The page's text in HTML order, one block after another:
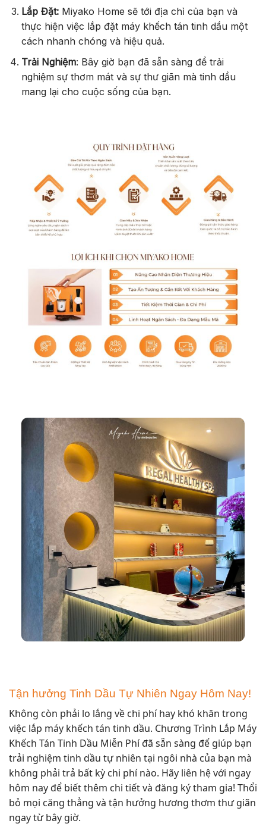
Lắp Đặt:Miyako Home sẽ tới địa chỉ của bạn và
thực hiện việc lắp đặt máy khếch tán tinh dầu một
cách nhanh chóng và hiệu quả.
Trải Nghiệm: Bây giờ bạn đã sẵn sàng để trải
nghiệm sự thơm mát và sự thư giãn mà tinh dầu
mang lại cho cuộc sống của bạn.
Tận hưởng Tinh Dầu Tự Nhiên Ngay Hôm Nay!
Không còn phải lo lắng về chi phí hay khó khăn trong
việc lắp máy khếch tán tinh dầu. Chương Trình Lắp Máy
Khếch Tán Tinh Dầu Miễn Phí đã sẵn sàng để giúp bạn
trải nghiệm tinh dầu tự nhiên tại ngôi nhà của bạn mà
không phải trả bất kỳ chi phí nào. Hãy liên hệ với ngay
hôm nay để biết thêm chi tiết và đăng ký tham gia! Thổi
bỏ mọi căng thẳng và tận hưởng hương thơm thư giãn
ngay từ bây giờ.